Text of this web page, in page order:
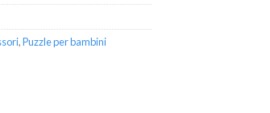
,Puzzle per bambini